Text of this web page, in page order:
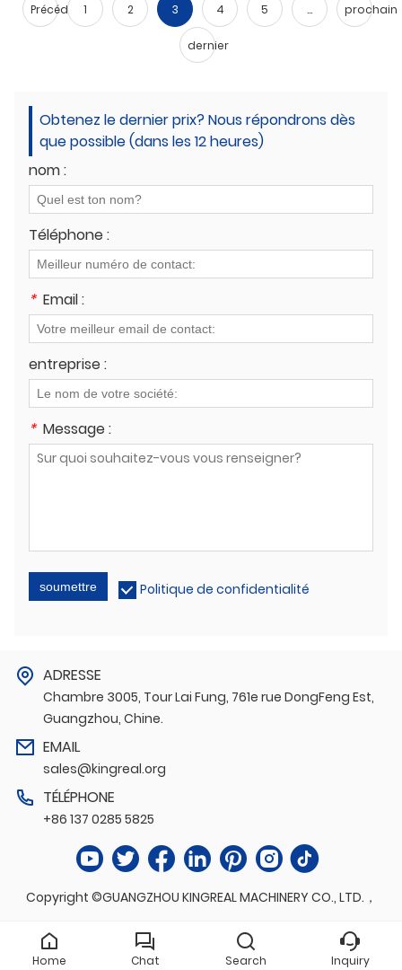
Précédent1 2 3 4 5 ... prochain
dernier
Obtenez le dernier prix? Nous répondrons dès
que possible (dans les 12 heures)
nom :
Téléphone :
* Email :
entreprise :
* Message :
soumettre Politique de confidentialité
ADRESSE
Chambre 3005, Tour Lai Fung, 761e rue DongFeng Est,
Guangzhou, Chine.
EMAIL
sales@kingreal.org
TÉLÉPHONE
+86 137 0285 5825
Copyright ©GUANGZHOU KINGREAL MACHINERY CO., LTD.，
Home Chat Search Inquiry